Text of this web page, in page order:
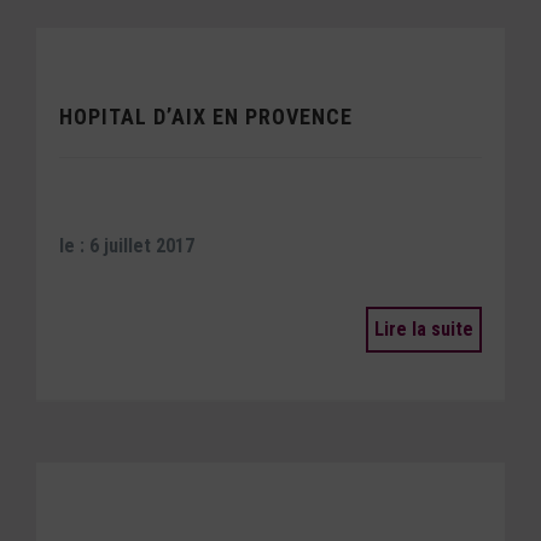
HOPITAL D’AIX EN PROVENCE
le : 6 juillet 2017
Lire la suite